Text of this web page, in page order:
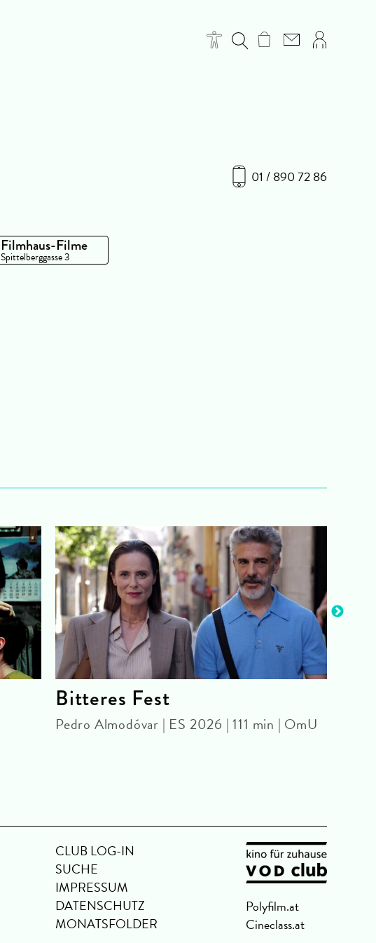
01 / 890 72 86
Filmhaus-Filme
Spittelberggasse 3
Bitteres Fest
Pedro Almodóvar | ES 2026 | 111 min | OmU
CLUB LOG-IN
SUCHE
IMPRESSUM
DATENSCHUTZ
MONATSFOLDER
Polyfilm.at
Cineclass.at